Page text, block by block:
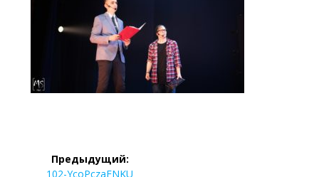
Навигация
Предыдущий:
Предыдущая
102-YcoPczaFNKU